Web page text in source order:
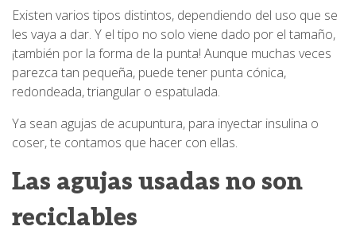
Existen varios tipos distintos, dependiendo del uso que se
les vaya a dar. Y el tipo no solo viene dado por el tamaño,
¡también por la forma de la punta! Aunque muchas veces
parezca tan pequeña, puede tener punta cónica,
redondeada, triangular o espatulada.
Ya sean agujas de acupuntura, para inyectar insulina o
coser, te contamos que hacer con ellas.
Las agujas usadas no son
reciclables